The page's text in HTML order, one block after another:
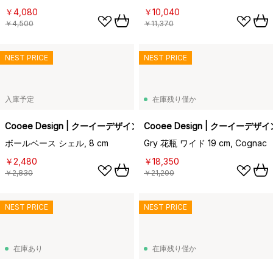
￥4,080
￥4,500
￥10,040
￥11,370
入庫予定
Cooee Design | クーイーデザイン
ボールベース シェル, 8 cm
￥2,480
￥2,830
NEST PRICE
在庫残り僅か
Cooee Design | クーイーデザイ
Gry 花瓶 ワイド 19 cm, Cognac
￥18,350
￥21,200
NEST PRICE
在庫あり
NEST PRICE
在庫残り僅か
NEST PRICE